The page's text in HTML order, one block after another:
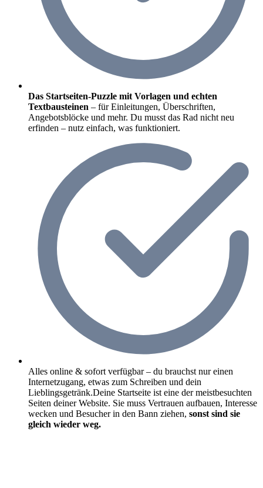
Das Startseiten-Puzzle mit Vorlagen und echten
Textbausteinen – für Einleitungen, Überschriften,
Angebotsblöcke und mehr. Du musst das Rad nicht neu
erfinden – nutz einfach, was funktioniert.
Alles online & sofort verfügbar – du brauchst nur einen
Internetzugang, etwas zum Schreiben und dein
Lieblingsgetränk.Deine Startseite ist eine der meistbesuchten
Seiten deiner Website. Sie muss Vertrauen aufbauen, Interesse
wecken und Besucher in den Bann ziehen, sonst sind sie
gleich wieder weg.